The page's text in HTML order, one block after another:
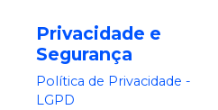
Privacidade e
Segurança
Política de Privacidade -
LGPD